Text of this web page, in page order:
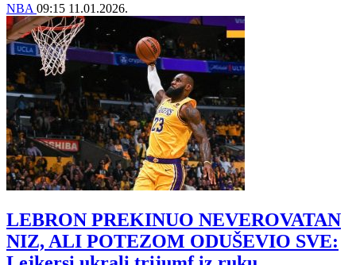
NBA 09:15 11.01.2026.
LEBRON PREKINUO NEVEROVATAN
NIZ, ALI POTEZOM ODUŠEVIO SVE: